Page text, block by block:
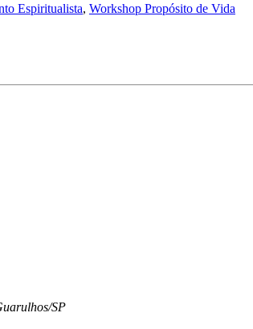
Espiritualista, Workshop Propósito de Vida
SP